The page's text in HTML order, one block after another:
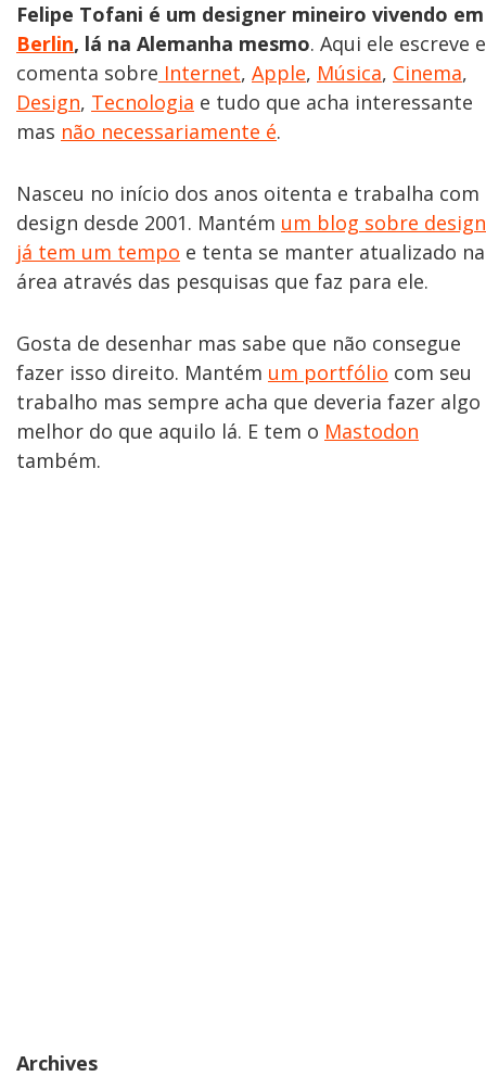
Felipe Tofani é um designer mineiro vivendo em
Berlin, lá na Alemanha mesmo. Aqui ele escreve e
comenta sobre Internet, Apple, Música, Cinema,
Design, Tecnologia e tudo que acha interessante
mas não necessariamente é.
Nasceu no início dos anos oitenta e trabalha com
design desde 2001. Mantém um blog sobre design
já tem um tempo e tenta se manter atualizado na
área através das pesquisas que faz para ele.
Gosta de desenhar mas sabe que não consegue
fazer isso direito. Mantém um portfólio com seu
trabalho mas sempre acha que deveria fazer algo
melhor do que aquilo lá. E tem o Mastodon
também.
Archives